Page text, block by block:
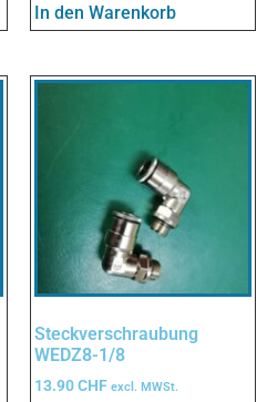
In den Warenkorb
Steckverschraubung
WEDZ8-1/8
13.90CHF excl. MWSt.